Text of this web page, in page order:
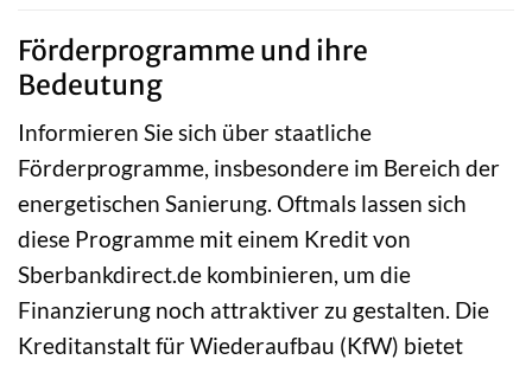
Förderprogramme und ihre
Bedeutung
Informieren Sie sich über staatliche
Förderprogramme, insbesondere im Bereich der
energetischen Sanierung. Oftmals lassen sich
diese Programme mit einem Kredit von
Sberbankdirect.de kombinieren, um die
Finanzierung noch attraktiver zu gestalten. Die
Kreditanstalt für Wiederaufbau (KfW) bietet